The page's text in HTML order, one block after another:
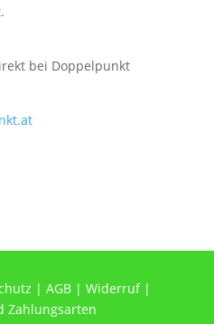
bei Doppelpunkt
| AGB| Widerruf|
Zahlungsarten